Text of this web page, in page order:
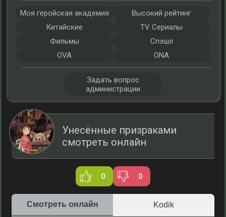
Унесённые призраками
смотреть онлайн
0 0
Смотреть онлайн Kodik
Моя геройская академия
Высокий рейтинг
Китайские
TV Сериалы
Фильмы
Спэшл
OVA
ONA
Задать вопрос
администрации